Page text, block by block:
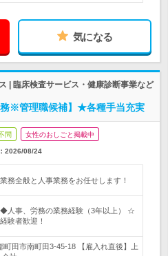
気になる
| 臨床検査サービス・健康診断事業など
※管理職候補】★各種手当充実
問 女性のおしごと掲載中
2026/08/24
務全般と人事業務をお任せします！
◆人事、労務の業務経験（3年以上） ☆
験者歓迎！
町田市南町田3-45-18 【雇入れ直後】上